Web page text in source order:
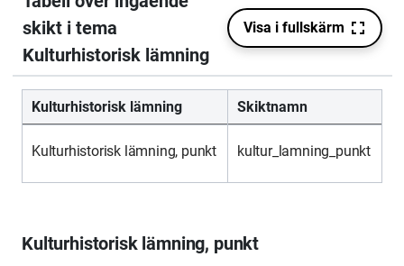
Kulturhistorisk lämning Skiktnamn
Kulturhistorisk lämning, punkt kultur_lamning_punkt
Kulturhistorisk lämning, punkt